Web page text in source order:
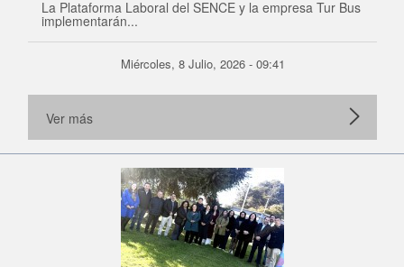
La Plataforma Laboral del SENCE y la empresa Tur Bus
implementarán...
Miércoles, 8 Julio, 2026 - 09:41
Ver más